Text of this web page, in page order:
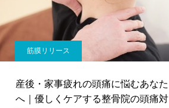
筋膜リリース
産後・家事疲れの頭痛に悩むあなた
へ｜優しくケアする整骨院の頭痛対